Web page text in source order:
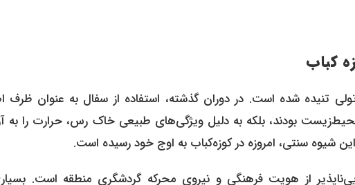
کباب
تنیده شده است. در دوران گذشته، استفاده از سفال به عنوان ظرف
بودند، بلکه به دلیل ویژگی‌های طبیعی خاک رس، حرارت را به
شیوه سنتی، امروزه در کوزه‌کباب به اوج خود رسیده است.
از هویت فرهنگی و نیروی محرکه گردشگری منطقه است.